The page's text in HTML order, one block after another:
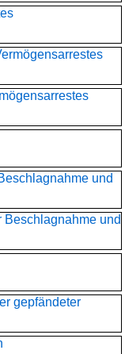
und
Beschlagnahme und
gepfändeter